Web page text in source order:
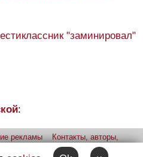
"заминировал"
:
рекламы
Контакты, авторы,
iPhone